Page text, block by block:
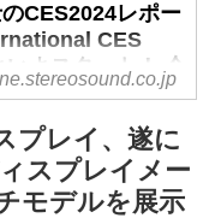
のCES2024レポー
CES
いよスタート！ 今
スプレイパネ
、などの面白そう
ストーリーを鋭
告します！ -
ONLINE
プレイ、遂に
スプレイメー
モデルを展示